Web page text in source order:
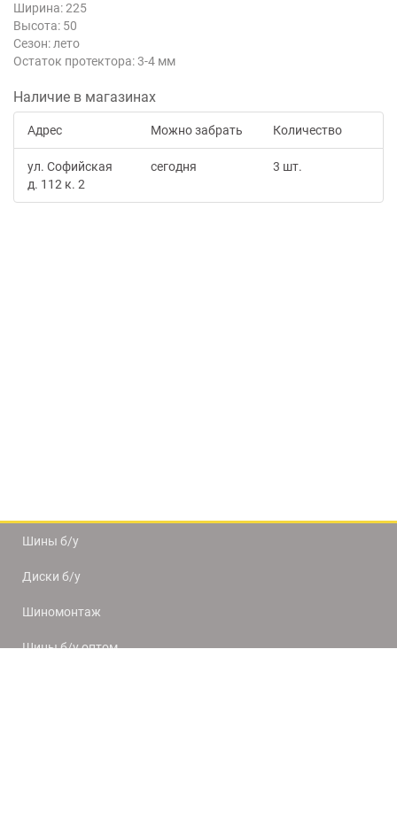
Ширина: 225
Высота: 50
Сезон: лето
Остаток протектора: 3-4 мм
Наличие в магазинах
Адрес Можно забрать Количество
ул. Софийская
д. 112 к. 2
сегодня 3 шт.
Шины б/у
Диски б/у
Шиномонтаж
Шины б/у оптом